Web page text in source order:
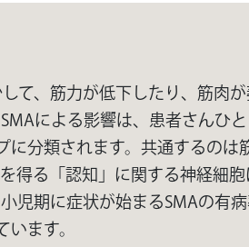
て、筋力が低下したり、筋肉
による影響は、患者さんひ
分類されます。共通するのは
得る「認知」に関する神経細
児期に症状が始まるSMAの有
ます。